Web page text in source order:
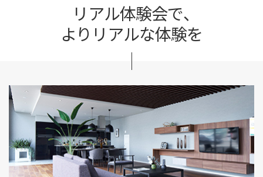
リアル体験会で、
よりリアルな体験を